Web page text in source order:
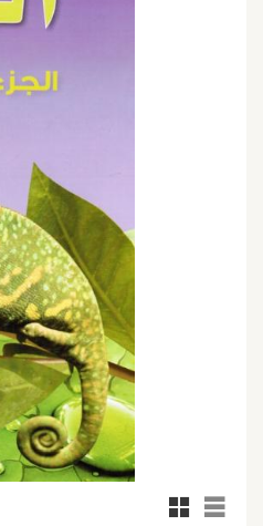
Rutnätsvy
Listvy